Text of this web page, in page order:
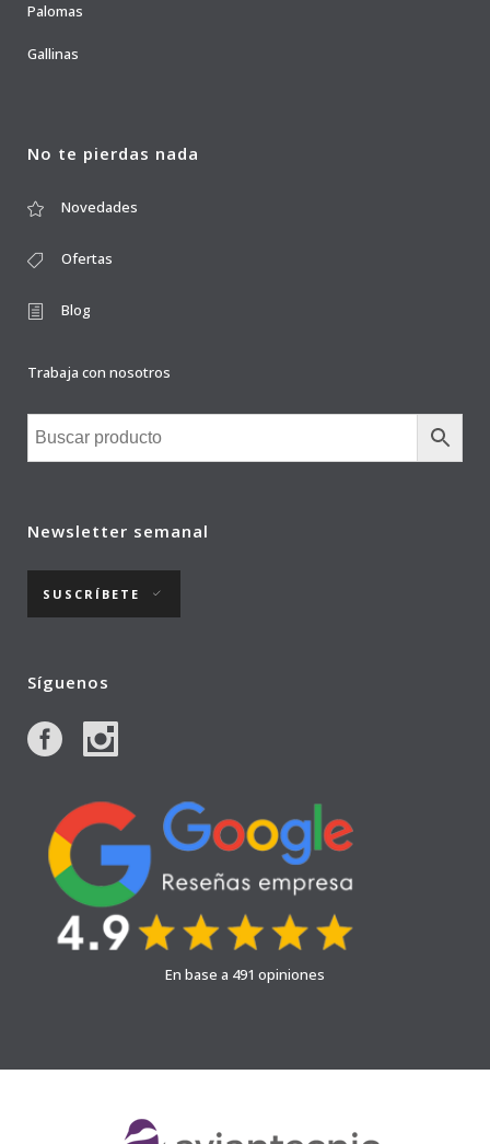
Palomas
Gallinas
No te pierdas nada
Novedades
Ofertas
Blog
Trabaja con nosotros
Newsletter semanal
SUSCRÍBETE
Síguenos
En base a 491 opiniones